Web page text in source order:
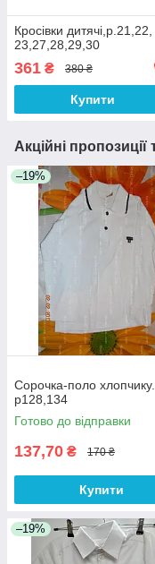
Кросівки дитячі,р.21,22,
23,27,28,29,30
361 ₴ 380 ₴
Купити
Акційні
–19%
Сорочка-поло хлопчику.
р128,134
Готово до відправки
137,70 ₴ 170 ₴
Купити
–19%